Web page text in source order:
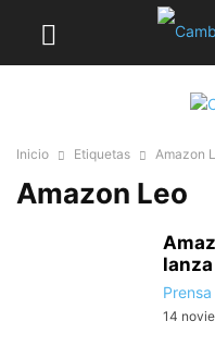
Inicio Etiquetas Amazon
Amazon Leo
14